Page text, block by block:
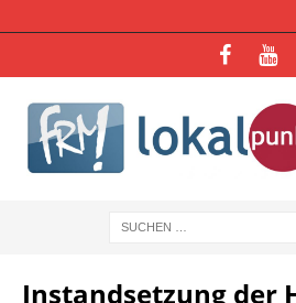
Instandsetzung der